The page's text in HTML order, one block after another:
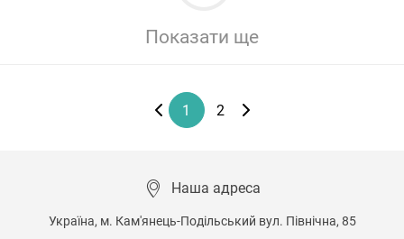
Показати ще
1 2
Наша адреса
Україна, м. Кам'янець-Подільський вул. Північна, 85